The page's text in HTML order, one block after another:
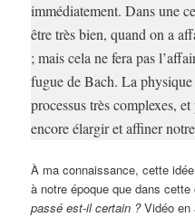
immédiatement. Dans une
être très bien, quand on a
; mais cela ne fera pas
fugue de Bach. La
processus très complexes,
encore élargir et affiner
À ma connaissance, cette
à notre époque que dans
passé est-il certain ?Vidéo en